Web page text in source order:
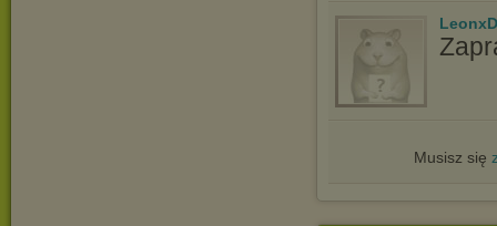
Musisz się